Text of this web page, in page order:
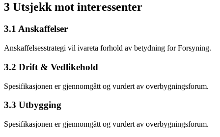
3 Utsjekk mot interessenter
3.1 Anskaffelser
Anskaffelsesstrategi vil ivareta forhold av betydning for Forsyning.
3.2 Drift & Vedlikehold
Spesifikasjonen er gjennomgått og vurdert av overbygningsforum.
3.3 Utbygging
Spesifikasjonen er gjennomgått og vurdert av overbygningsforum.